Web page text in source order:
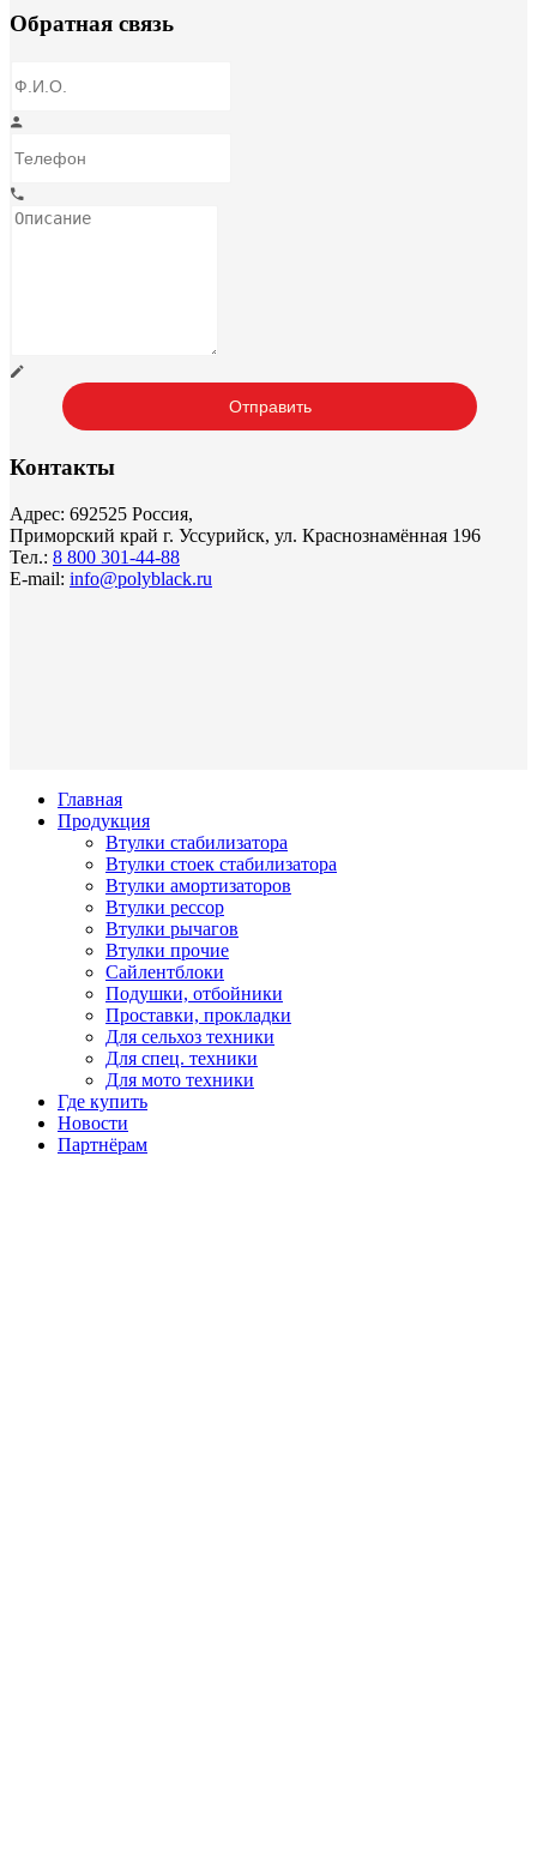
Обратная связь
Контакты
Адрес: 692525 Россия,
Приморский край г. Уссурийск, ул. Краснознамённая 196
Тел.: 8 800 301-44-88
E-mail: info@polyblack.ru
Главная
Продукция
Втулки стабилизатора
Втулки стоек стабилизатора
Втулки амортизаторов
Втулки рессор
Втулки рычагов
Втулки прочие
Сайлентблоки
Подушки, отбойники
Проставки, прокладки
Для сельхоз техники
Для спец. техники
Для мото техники
Где купить
Новости
Партнёрам